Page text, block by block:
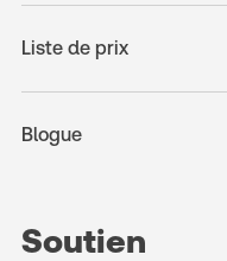
Liste de prix
Blogue
Soutien